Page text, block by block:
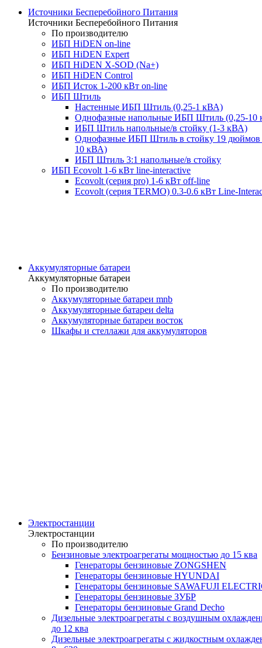
Источники Бесперебойного Питания
Источники Бесперебойного Питания
По производителю
ИБП HiDEN on-line
ИБП HiDEN Expert
ИБП HiDEN X-SOD (Na+)
ИБП HiDEN Control
ИБП Исток 1-200 кВт on-line
ИБП Штиль
Настенные ИБП Штиль (0,25-1 кВА)
Однофазные напольные ИБП Штиль (0,25-10
ИБП Штиль напольные/в стойку (1-3 кВА)
Однофазные ИБП Штиль в стойку 19 дюймов
10 кВА)
ИБП Штиль 3:1 напольные/в стойку
ИБП Ecovolt 1-6 кВт line-interactive
Ecovolt (серия pro) 1-6 кВт off-line
Ecovolt (серия TERMO) 0.3-0.6 кВт Line-
Аккумуляторные батареи
Аккумуляторные батареи
По производителю
Аккумуляторные батареи mnb
Аккумуляторные батареи delta
Аккумуляторные батареи восток
Шкафы и стеллажи для аккумуляторов
Электростанции
Электростанции
По производителю
Бензиновые электроагрегаты мощностью до 15 ква
Генераторы бензиновые ZONGSHEN
Генераторы бензиновые HYUNDAI
Генераторы бензиновые SAWAFUJI
Генераторы бензиновые ЗУБР
Генераторы бензиновые Grand Decho
Дизельные электроагрегаты с воздушным
до 12 ква
Дизельные электроагрегаты с жидкостным